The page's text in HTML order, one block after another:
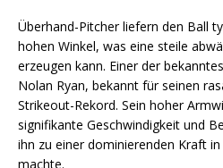
Überhand-Pitcher liefern den Ball
hohen Winkel, was eine steile
erzeugen kann. Einer der
Nolan Ryan, bekannt für seinen
Strikeout-Rekord. Sein hoher
signifikante Geschwindigkeit und
ihn zu einer dominierenden Kraft
machte.